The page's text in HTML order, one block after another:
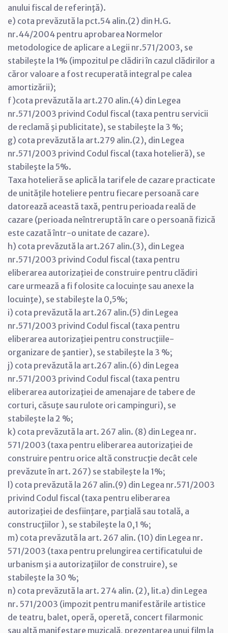
anului fiscal de referinţă).
e) cota prevăzută la pct.54 alin.(2) din H.G.
nr.44/2004 pentru aprobarea Normelor
metodologice de aplicare a Legii nr.571/2003, se
stabileşte la 1% (impozitul pe clădiri în cazul clădirilor a
căror valoare a fost recuperată integral pe calea
amortizării);
f)cota prevăzută la art.270 alin.(4) din Legea
nr.571/2003 privind Codul fiscal (taxa pentru servicii
de reclamă şi publicitate), se stabileşte la 3 %;
g) cota prevăzută la art.279 alin.(2), din Legea
nr.571/2003 privind Codul fiscal (taxa hotelieră), se
stabileşte la 5%.
Taxa hotelieră se aplică la tarifele de cazare practicate
de unităţile hoteliere pentru fiecare persoană care
datorează această taxă, pentru perioada reală de
cazare (perioada neîntreruptă în care o persoană fizică
este cazată într-o unitate de cazare).
h) cota prevăzută la art.267 alin.(3), din Legea
nr.571/2003 privind Codul fiscal (taxa pentru
eliberarea autorizaţiei de construire pentru clădiri
care urmează a fi folosite ca locuinţe sau anexe la
locuinţe), se stabileşte la 0,5%;
i) cota prevăzută la art.267 alin.(5) din Legea
nr.571/2003 privind Codul fiscal (taxa pentru
eliberarea autorizaţiei pentru construcţiile-
organizare de şantier), se stabileşte la 3 %;
j) cota prevăzută la art.267 alin.(6) din Legea
nr.571/2003 privind Codul fiscal (taxa pentru
eliberarea autorizaţiei de amenajare de tabere de
corturi, căsuţe sau rulote ori campinguri), se
stabileşte la 2 %;
k) cota prevăzută la art. 267 alin. (8) din Legea nr.
571/2003 (taxa pentru eliberarea autorizaţiei de
construire pentru orice altă construcţie decât cele
prevăzute în art. 267) se stabileşte la 1%;
l) cota prevăzută la 267 alin.(9) din Legea nr.571/2003
privind Codul fiscal (taxa pentru eliberarea
autorizaţiei de desfiinţare, parţială sau totală, a
construcţiilor ), se stabileşte la 0,1 %;
m) cota prevăzută la art. 267 alin. (10) din Legea nr.
571/2003 (taxa pentru prelungirea certificatului de
urbanism şi a autorizaţiilor de construire), se
stabileşte la 30 %;
n) cota prevăzută la art. 274 alin. (2), lit.a) din Legea
nr. 571/2003 (impozit pentru manifestările artistice
de teatru, balet, operă, operetă, concert filarmonic
sau altă manifestare muzicală, prezentarea unui film la